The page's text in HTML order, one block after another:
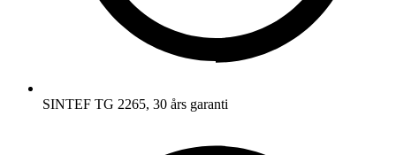
SINTEF TG 2265, 30 års garanti